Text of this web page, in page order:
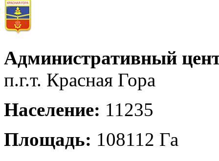
Административный
п.г.т. Красная Гора
Население: 11235
Площадь: 108112 Га